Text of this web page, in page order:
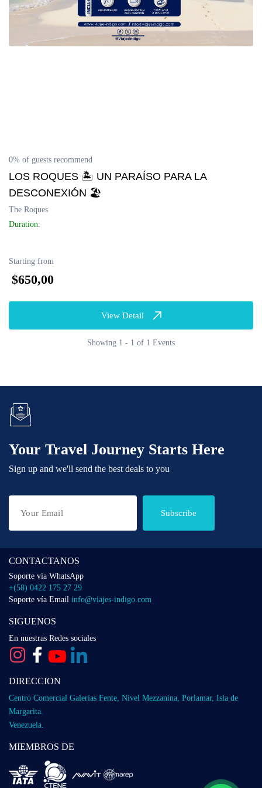
Delta del Orinoco
Mochima
Catatumbo
0% of guests recommend
LOS ROQUES 🏝 UN PARAÍSO PARA LA
DESCONEXIÓN 🏖
The Roques
Duration:
Starting from
$650,00
View Detail
Showing 1 - 1 of 1 Events
Your Travel Journey Starts Here
Sign up and we'll send the best deals to you
Subscribe
CONTACTANOS
Soporte vía WhatsApp
+(58) 0422 175 27 29
Soporte vía Email info@viajes-indigo.com
SIGUENOS
En nuestras Redes sociales
DIRECCION
Centro Comercial Galerías Fente, Nivel Mezzanina, Porlamar, Isla de
Margarita.
Venezuela.
MIEMBROS DE